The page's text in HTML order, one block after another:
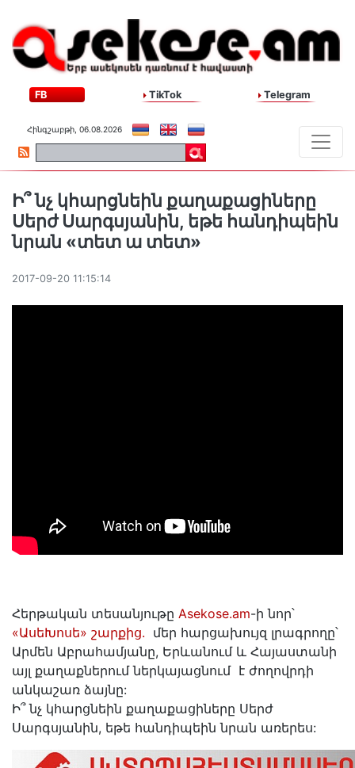
FB TikTok Telegram
Հինգշաբթի, 06.08.2026
Ի՞ նչ կհարցնեին քաղաքացիները
Սերժ Սարգսյանին, եթե հանդիպեին
նրան «տետ ա տետ»
2017-09-20 11:15:14
Հերթական տեսանյութը Asekose.am-ի նոր՝
«ԱսեԽոսե» շարքից. մեր հարցախույզ լրագրողը՝
Արմեն Աբրահամյանը, Երևանում և Հայաստանի
այլ քաղաքներում ներկայացնում է ժողովրդի
անկաշառ ձայնը:
Ի՞ նչ կհարցնեին քաղաքացիները Սերժ
Սարգսյանին, եթե հանդիպեին նրան առերես: